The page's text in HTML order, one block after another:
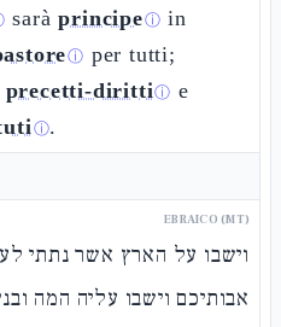
saràprincipeⓘ in
ⓘ per tutti;
precetti-dirittiⓘ e
ⓘ.
EBRAICO (MT)
וישבו על הארץ אשר נתתי
אבותיכם וישבו עליה המה